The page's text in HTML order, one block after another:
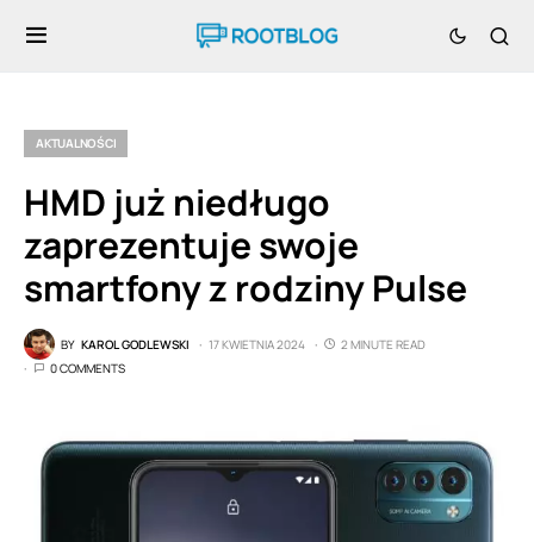
AKTUALNOŚCI
HMD już niedługo
zaprezentuje swoje
smartfony z rodziny Pulse
BY KAROL GODLEWSKI 17 KWIETNIA 2024
2 MINUTE READ
0 COMMENTS